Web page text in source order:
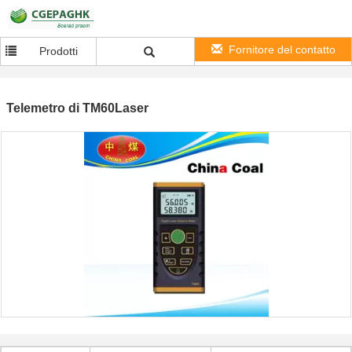
Prodotti Fornitore del contatto
Telemetro di TM60Laser